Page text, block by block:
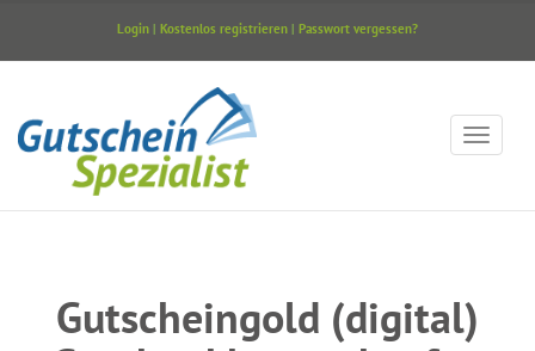
Login | Kostenlos registrieren | Passwort vergessen?
Gutscheingold (digital)